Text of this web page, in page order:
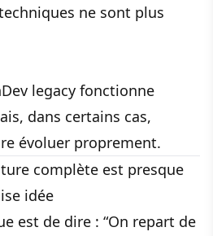
ne sont plus
legacy fonctionne
dans certains cas,
évoluer proprement.
complète est presque
idée
est de dire : “On repart de